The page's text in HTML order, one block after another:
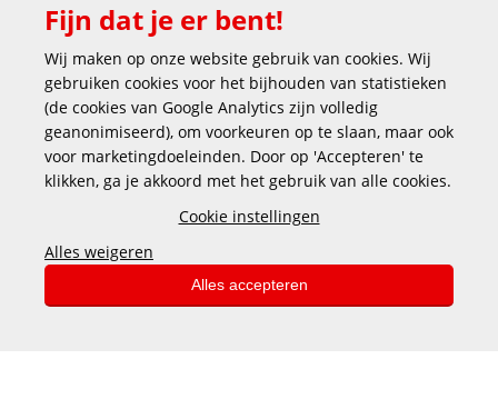
Veilig en gemakkelijk betalen
Fijn dat je er bent!
Wij maken op onze website gebruik van cookies. Wij
gebruiken cookies voor het bijhouden van statistieken
(de cookies van Google Analytics zijn volledig
geanonimiseerd), om voorkeuren op te slaan, maar ook
voor marketingdoeleinden. Door op 'Accepteren' te
klikken, ga je akkoord met het gebruik van alle cookies.
Cookie instellingen
Alles weigeren
Alles accepteren